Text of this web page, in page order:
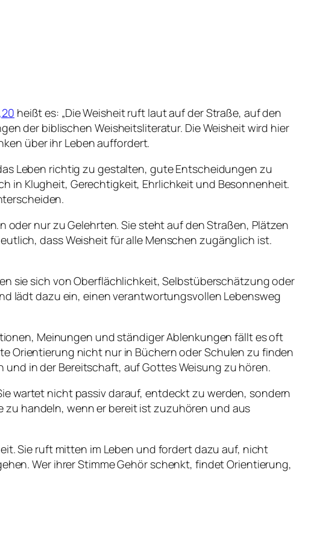
heißt es: „Die Weisheit ruft laut auf der Straße, auf den
der biblischen Weisheitsliteratur. Die Weisheit wird hier
über ihr Leben auffordert.
Leben richtig zu gestalten, gute Entscheidungen zu
in Klugheit, Gerechtigkeit, Ehrlichkeit und Besonnenheit.
nur zu Gelehrten. Sie steht auf den Straßen, Plätzen
dass Weisheit für alle Menschen zugänglich ist.
sie sich von Oberflächlichkeit, Selbstüberschätzung oder
lädt dazu ein, einen verantwortungsvollen Lebensweg
Meinungen und ständiger Ablenkungen fällt es oft
Orientierung nicht nur in Büchern oder Schulen zu finden
in der Bereitschaft, auf Gottes Weisung zu hören.
wartet nicht passiv darauf, entdeckt zu werden, sondern
zu handeln, wenn er bereit ist zuzuhören und aus
Sie ruft mitten im Leben und fordert dazu auf, nicht
Wer ihrer Stimme Gehör schenkt, findet Orientierung,